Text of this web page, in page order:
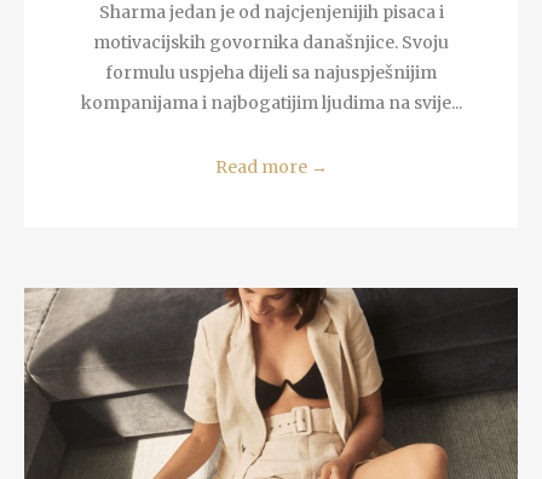
Sharma jedan je od najcjenjenijih pisaca i
motivacijskih govornika današnjice. Svoju
formulu uspjeha dijeli sa najuspješnijim
kompanijama i najbogatijim ljudima na svije...
Read more →